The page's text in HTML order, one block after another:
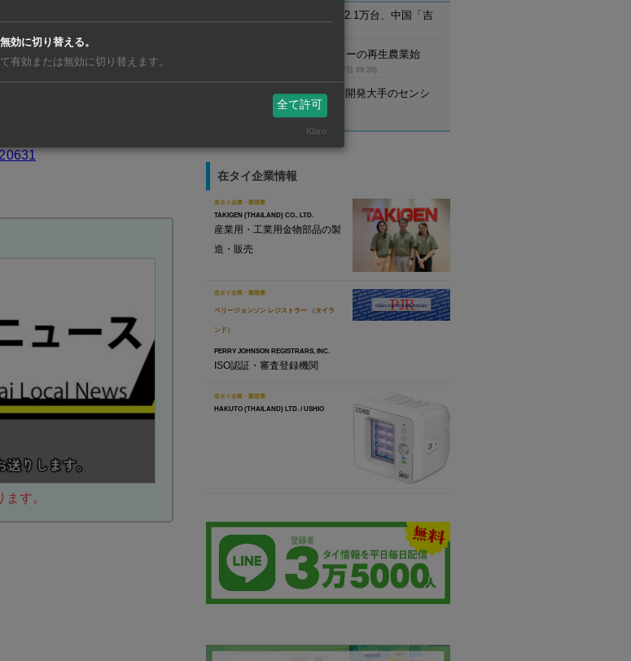
くが押収された。同オン
で金融取引しているた
ンカジノだと推測されて
す。
【タイ】7月のEV新車登録2.1万台、中国「吉
【ベトナム】UCCがコーヒーの再生農業始
(8月7日 09:20)
【タイ】野村不動産、住宅開発大手のセンシ
リと合弁設立 (8月7日 09:20)
在タイ企業情報
在タイ企業・製造業
TAKIGEN (THAILAND) CO., LTD.
産業用・工業用金物部品の製
造・販売
在タイ企業・製造業
ペリージョンソン レジストラー （タイラ
ンド）
PERRY JOHNSON REGISTRARS, INC.
ISO認証・審査登録機関
在タイ企業・製造業
HAKUTO (THAILAND) LTD. / USHIO
効に切り替える。
有効または無効に切り替えます。
全て許可
Klaro